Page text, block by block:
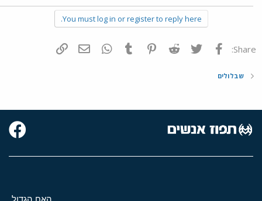
You must log in or register to reply here.
Share: פייסבוק Twitter
Reddit
Pinterest
Tumblr
WhatsAppדואר אלקטרוני
שבלולים
האח הגדול